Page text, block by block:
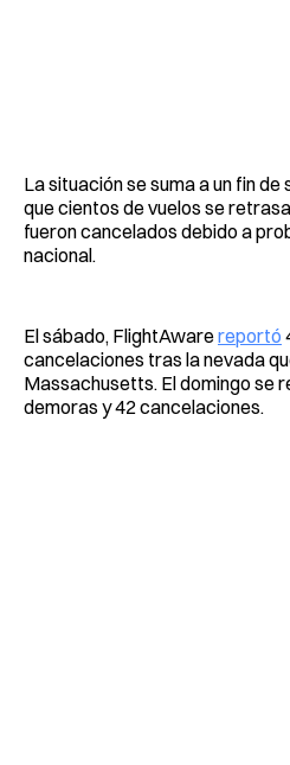
La situación se suma a un fin
que cientos de vuelos se
fueron cancelados debido a
nacional.
El sábado, FlightAwarereportó
cancelaciones tras la nevada
Massachusetts. El domingo se
demoras y 42 cancelaciones.